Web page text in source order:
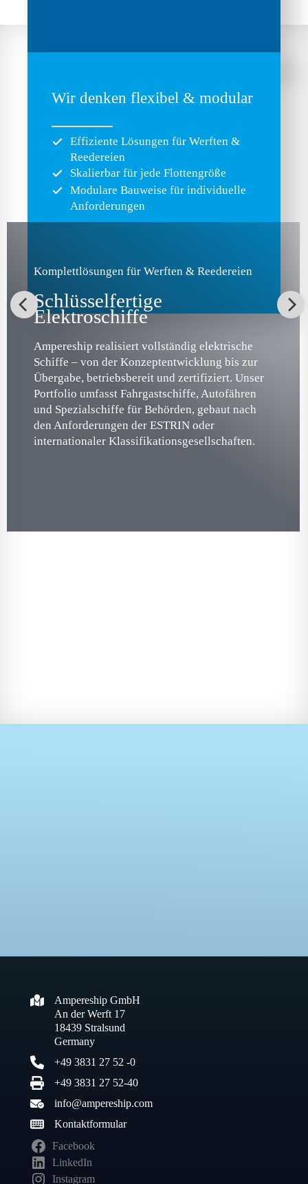
Wir denken flexibel & modular
Effiziente Lösungen für Werften &
Reedereien
Skalierbar für jede Flottengröße
Modulare Bauweise für individuelle
Anforderungen
Komplettlösungen für Werften & Reedereien
Schlüsselfertige
Elektroschiffe
Ampereship realisiert vollständig elektrische
Schiffe – von der Konzeptentwicklung bis zur
Übergabe, betriebsbereit und zertifiziert. Unser
Portfolio umfasst Fahrgastschiffe, Autofähren
und Spezialschiffe für Behörden, gebaut nach
den Anforderungen der ESTRIN oder
internationaler Klassifikationsgesellschaften.
Ampereship GmbH
An der Werft 17
18439 Stralsund
Germany
+49 3831 27 52 -0
+49 3831 27 52-40
info@ampereship.com
Kontaktformular
Facebook
LinkedIn
Instagram